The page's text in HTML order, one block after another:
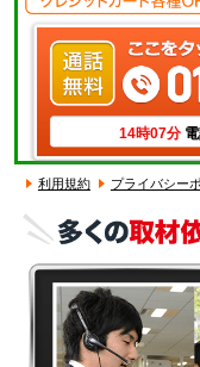
14時07分
利用規約 プライバシー